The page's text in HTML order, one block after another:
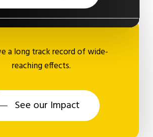
a long track record of wide-
reaching effects.
See our Impact